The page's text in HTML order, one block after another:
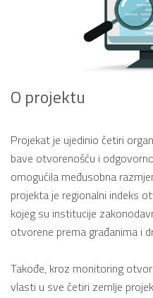
O projektu
Projekat je ujedinio četiri
bave otvorenošću i
omogućila međusobna
projekta je regionalni indeks
kojeg su institucije
otvorene prema građanima i
Takođe, kroz monitoring
vlasti u sve četiri zemlje